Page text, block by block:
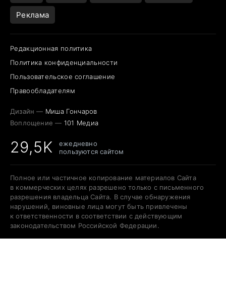
Реклама
Редакционная политика
Политика конфиденциальности
Пользовательское соглашение
Правообладателям
Дизайн — Миша Гончаров
Воплощение — 101 Медиа
29,5K
ежедневно
пользуются сайтом
Полное или частичное копирование материалов Сайта
в коммерческих целях разрешено только с письменного
разрешения владельца Сайта. В случае обнаружения
нарушений, виновные лица могут быть привлечены
к ответственности в соответствии с действующим
законодательством Российской Федерации.